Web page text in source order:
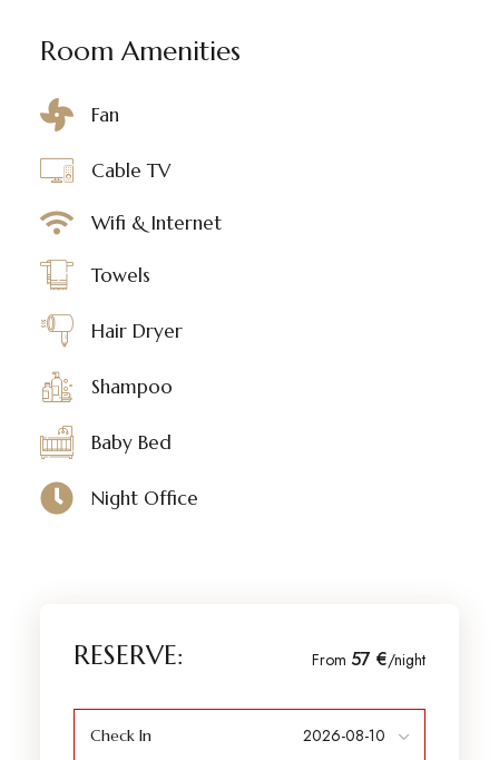
Room Amenities
Fan
Cable TV
Wifi & Internet
Towels
Hair Dryer
Shampoo
Baby Bed
Night Office
RESERVE: From 57 €/night
Check In